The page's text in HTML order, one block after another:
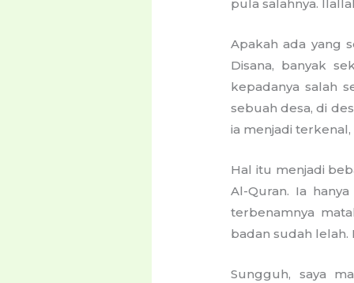
pula salahnya.
Apakah ada yang
Disana, banyak
kepadanya salah
sebuah desa, di
ia menjadi
Hal itu menjadi
Al-Quran. Ia
terbenamnya
badan sudah lelah.
Sungguh, saya